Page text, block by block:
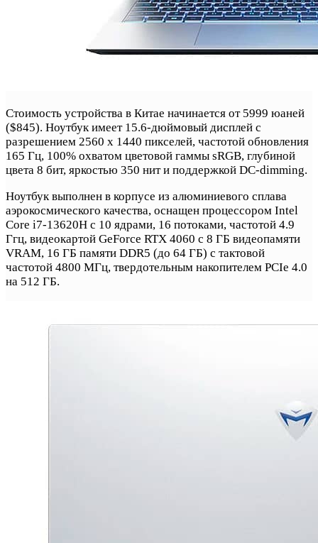
Стоимость устройства в Китае начинается от 5999 юаней
($845). Ноутбук имеет 15.6-дюймовый дисплей с
разрешением 2560 x 1440 пикселей, частотой обновления
165 Гц, 100% охватом цветовой гаммы sRGB, глубиной
цвета 8 бит, яркостью 350 нит и поддержкой DC-dimming.
Ноутбук выполнен в корпусе из алюминиевого сплава
аэрокосмического качества, оснащен процессором Intel
Core i7-13620H с 10 ядрами, 16 потоками, частотой 4.9
Ггц, видеокартой GeForce RTX 4060 с 8 ГБ видеопамяти
VRAM, 16 ГБ памяти DDR5 (до 64 ГБ) с тактовой
частотой 4800 МГц, твердотельным накопителем PCIe 4.0
на 512 ГБ.